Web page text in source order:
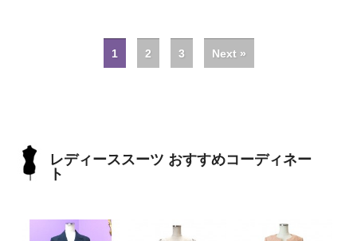
1 2 3 Next »
レディーススーツ おすすめコーディネー
ト